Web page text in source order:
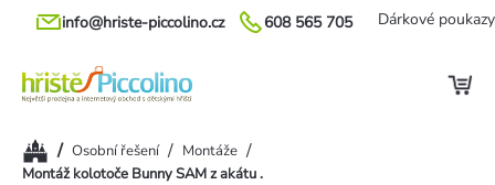
Přejít
608 565 705
info@hriste-piccolino.cz Dárkové poukazy
Domů/ Osobní řešení / Montáže /
Montáž kolotoče Bunny SAM z akátu .